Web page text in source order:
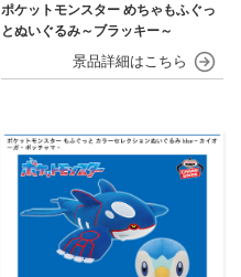
ポケットモンスター めちゃもふぐっ
とぬいぐるみ～ブラッキー～